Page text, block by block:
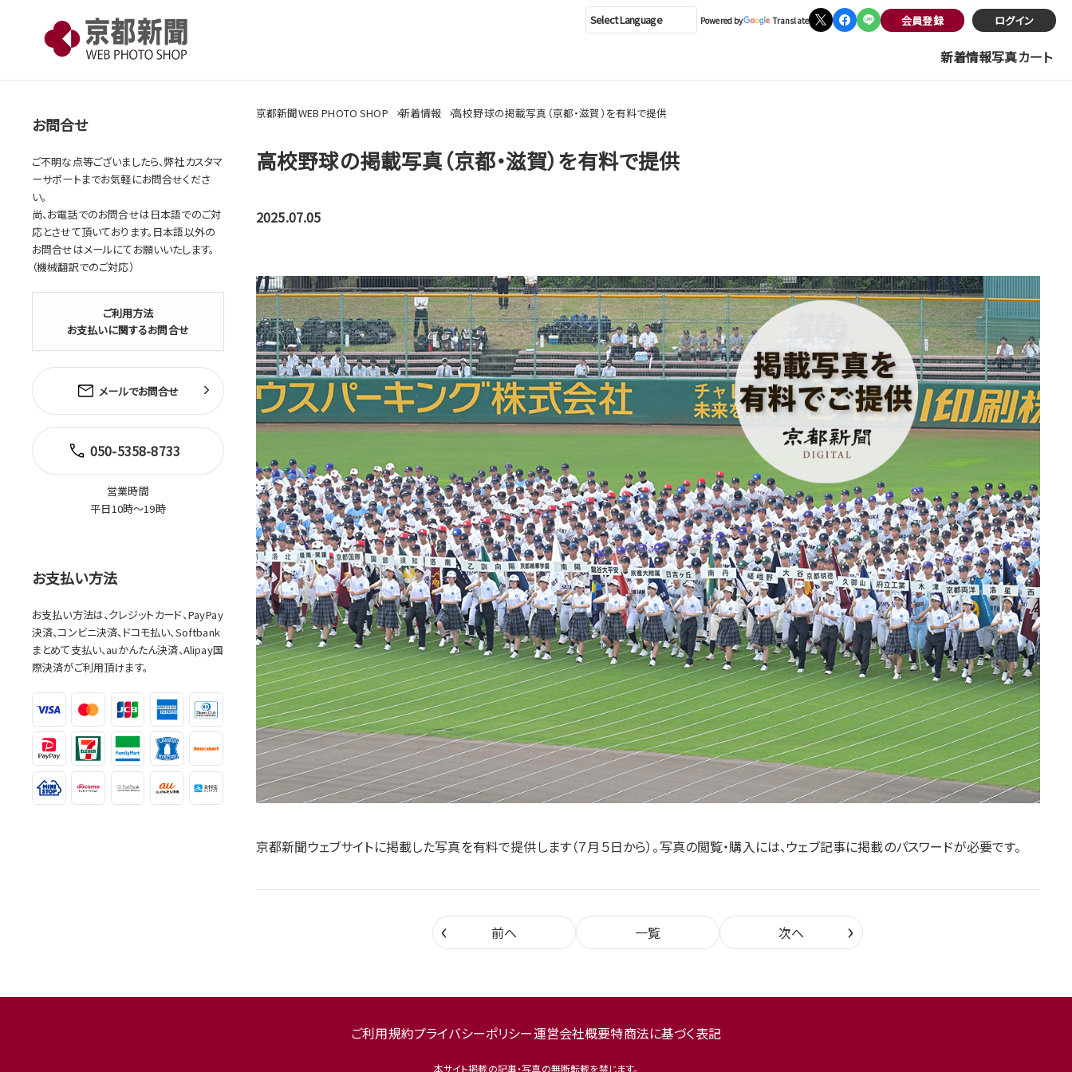
Powered by Translate ログイン
会員登録
新着情報写真カート
京都新聞WEB PHOTO SHOP 新着情報 高校野球の掲載写真（京都・滋賀）を有料で提供
高校野球の掲載写真（京都・滋賀）を有料で提供
2025.07.05
京都新聞ウェブサイトに掲載した写真を有料で提供します（７月５日から）。写真の閲覧・購入には、ウェブ記事に掲載のパスワードが必要です。
‹ 前へ 一覧 次へ ›
お問合せ
ご不明な点等ございましたら、弊社カスタマ
ーサポートまでお気軽にお問合せくださ
い。
尚、お電話でのお問合せは日本語でのご対
応とさせて頂いております。日本語以外の
お問合せはメールにてお願いいたします。
（機械翻訳でのご対応）
ご利用方法
お支払いに関するお問合せ
メールでお問合せ
050-5358-8733
営業時間
平日10時～19時
お支払い方法
お支払い方法は、クレジットカード、PayPay
決済、コンビニ決済、ドコモ払い、Softbank
まとめて支払い、auかんたん決済、Alipay国
際決済がご利用頂けます。
ご利用規約プライバシーポリシー運営会社概要特商法に基づく表記
本サイト掲載の記事・写真の無断転載を禁じます。